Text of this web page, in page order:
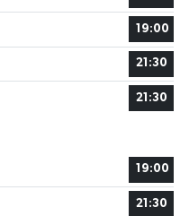
19:00
21:30
21:30
19:00
21:30